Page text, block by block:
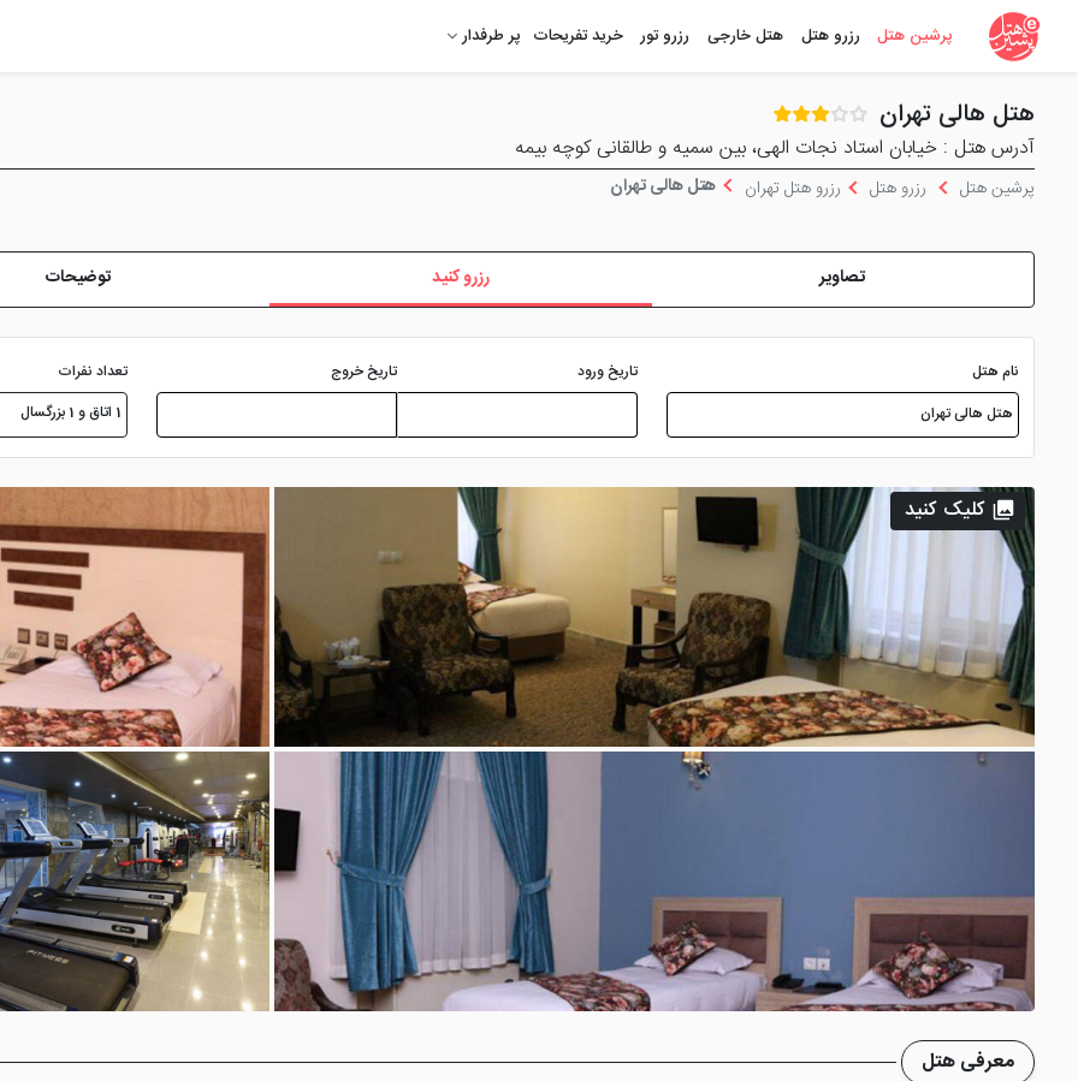
پرشین هتل رزرو هتل هتل خارجی رزرو تور خرید تفریحات پر طرفدار
هتل هالی تهران
آدرس هتل : خیابان استاد نجات الهی، بین سمیه و طالقانی کوچه بیمه
پرشین هتل
رزرو هتل رزرو هتل تهران هتل هالی تهران
تصاویر رزرو کنید توضیحات
نام هتل تاریخ ورود تاریخ خروج
تعداد نفرات
1 اتاق و 1 بزرگسال
کلیک کنید
معرفی هتل